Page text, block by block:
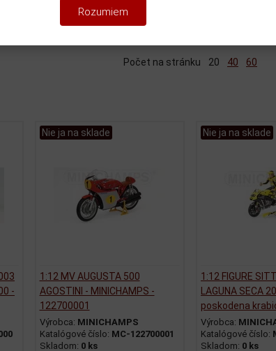
Počet na stránku 20 40 60
-
Nie ja na sklade
1:12 MV AUGUSTA 500
AGOSTINI - MINICHAMPS -
122700001
Výrobca: MINICHAMPS
Katalógové číslo: MC-122700001
Skladom: 0 ks
Nie ja na sklade
1:12 FIGURE
LAGUNA SECA
poskodena
Výrobca:
Katalógové číslo:
Skladom: 0 ks
Rozumiem